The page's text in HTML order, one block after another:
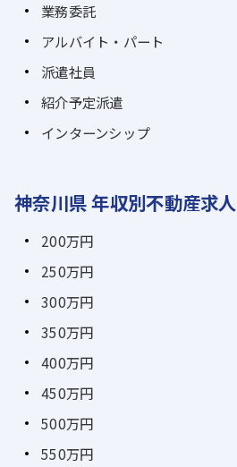
業務委託
アルバイト・パート
派遣社員
紹介予定派遣
インターンシップ
神奈川県 年収別不動産求人
200万円
250万円
300万円
350万円
400万円
450万円
500万円
550万円